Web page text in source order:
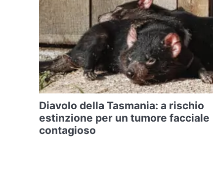
Diavolo della Tasmania: a rischio
estinzione per un tumore facciale
contagioso